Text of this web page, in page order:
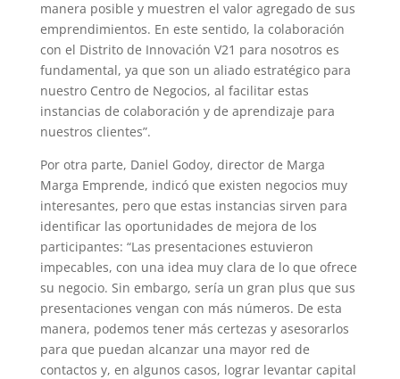
manera posible y muestren el valor agregado de sus
emprendimientos. En este sentido, la colaboración
con el Distrito de Innovación V21 para nosotros es
fundamental, ya que son un aliado estratégico para
nuestro Centro de Negocios, al facilitar estas
instancias de colaboración y de aprendizaje para
nuestros clientes”.
Por otra parte, Daniel Godoy, director de Marga
Marga Emprende, indicó que existen negocios muy
interesantes, pero que estas instancias sirven para
identificar las oportunidades de mejora de los
participantes: “Las presentaciones estuvieron
impecables, con una idea muy clara de lo que ofrece
su negocio. Sin embargo, sería un gran plus que sus
presentaciones vengan con más números. De esta
manera, podemos tener más certezas y asesorarlos
para que puedan alcanzar una mayor red de
contactos y, en algunos casos, lograr levantar capital